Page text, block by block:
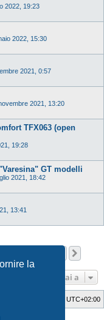
la
2022, 19:23
2022, 15:30
2021, 0:57
2021, 13:20
TFX063 (open
19:28
GT modelli
2021, 18:42
13:41
Vai a
UTC+02:00